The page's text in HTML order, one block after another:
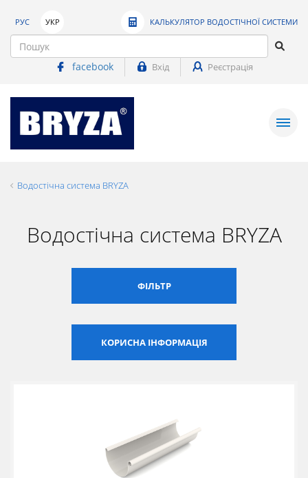
РУС УКР КАЛЬКУЛЯТОР ВОДОСТІЧНОЇ СИСТЕМИ
facebook Вхід Реєстрація
Водостічна система BRYZA
Водостічна система BRYZA
ФІЛЬТР
КОРИСНА ІНФОРМАЦІЯ